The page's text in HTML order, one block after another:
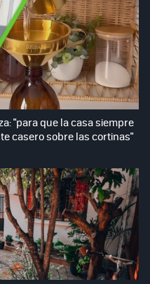
"para que la casa siempre
casero sobre las cortinas"